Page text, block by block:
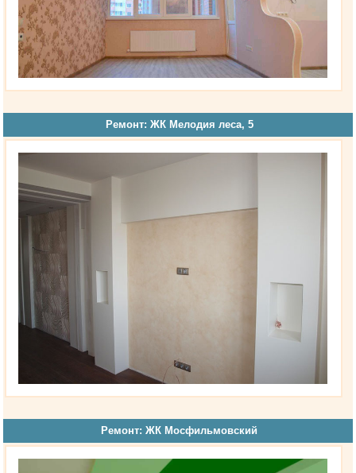
Ремонт: ЖК Мелодия леса, 5
Ремонт: ЖК Мосфильмовский